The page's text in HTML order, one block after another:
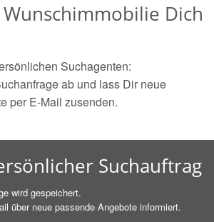
Wunschimmobilie Dich
Suchagenten:
ab und lass Dir neue
per E-Mail zusenden.
Suchauftrag
wird gespeichert.
über neue passende Angebote informiert.